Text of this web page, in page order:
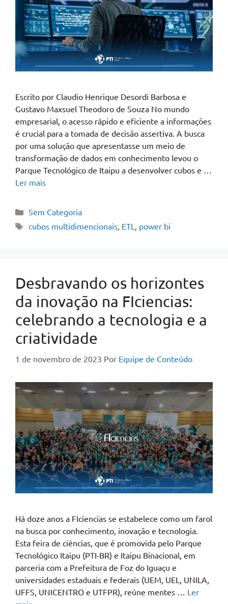
Escrito por Claudio Henrique Desordi Barbosa e
Gustavo Maxsuel Theodoro de Souza No mundo
empresarial, o acesso rápido e eficiente a informações
é crucial para a tomada de decisão assertiva. A busca
por uma solução que apresentasse um meio de
transformação de dados em conhecimento levou o
Parque Tecnológico de Itaipu a desenvolver cubos e …
Ler mais
Sem Categoria
cubos multidimencionais, ETL power bi
Desbravando os horizontes
da inovação na FIciencias:
celebrando a tecnologia e a
criatividade
1 de novembro de 2023 Por Equipe de Conteúdo
Há doze anos a FIciencias se estabelece como um farol
na busca por conhecimento, inovação e tecnologia.
Esta feira de ciências, que é promovida pelo Parque
Tecnológico Itaipu (PTI-BR) e Itaipu Binacional, em
parceria com a Prefeitura de Foz do Iguaçu e
universidades estaduais e federais (UEM, UEL, UNILA,
UFFS, UNICENTRO e UTFPR), reúne mentes … Ler